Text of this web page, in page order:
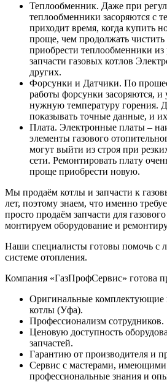
Теплообменник. Даже при
теплообменники засоряются с
приходит время, когда купить
проще, чем продолжать
приобрести теплообменники
запчасти газовых котлов
других.
Форсунки и Датчики. По
работы форсунки засоряются, и
нужную температуру горения.
показывать точные данные, и
Плата. Электронные платы –
элементы газового
могут выйти из строя при
сети. Ремонтировать плату
проще приобрести новую.
Мы продаём котлы и запчасти к
лет, поэтому знаем, что именно
просто продаём запчасти для
монтируем оборудование и
Наши специалисты готовы помочь с
системе отопления.
Компания «ГазПрофСервис» готова
Оригинальные комплектующие
котлы (Уфа).
Профессионализм сотрудников.
Ценовую доступность
запчастей.
Гарантию от производителя и
Сервис с мастерами,
профессиональные знания и